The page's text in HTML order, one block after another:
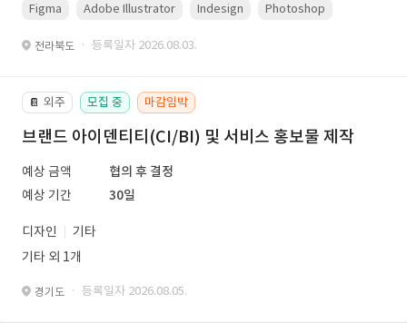
Figma Adobe Illustrator Indesign Photoshop
전라북도 · 등록일자 2026.08.03.
📔 외주 모집 중 마감임박
브랜드 아이덴티티(CI/BI) 및 서비스 홍보물 제작
예상 금액
협의 후 결정
예상 기간
30일
디자인
기타
기타 외 1개
경기도 · 등록일자 2026.08.05.